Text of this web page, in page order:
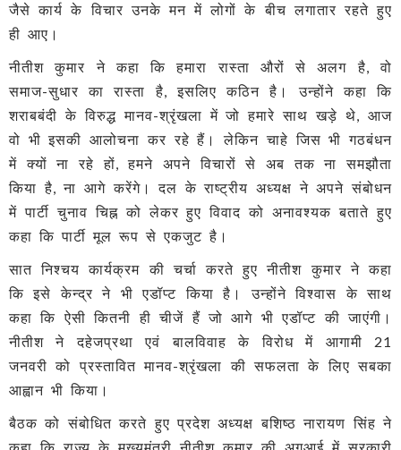
जैसे कार्य के विचार उनके मन में लोगों के बीच लगातार रहते हुए
ही आए।
नीतीश कुमार ने कहा कि हमारा रास्ता औरों से अलग है, वो
समाज-सुधार का रास्ता है, इसलिए कठिन है। उन्होंने कहा कि
शराबबंदी के विरुद्ध मानव-श्रृंखला में जो हमारे साथ खड़े थे, आज
वो भी इसकी आलोचना कर रहे हैं। लेकिन चाहे जिस भी गठबंधन
में क्यों ना रहे हों, हमने अपने विचारों से अब तक ना समझौता
किया है, ना आगे करेंगे। दल के राष्ट्रीय अध्यक्ष ने अपने संबोधन
में पार्टी चुनाव चिह्न को लेकर हुए विवाद को अनावश्यक बताते हुए
कहा कि पार्टी मूल रूप से एकजुट है।
सात निश्चय कार्यक्रम की चर्चा करते हुए नीतीश कुमार ने कहा
कि इसे केन्द्र ने भी एडॉप्ट किया है। उन्होंने विश्वास के साथ
कहा कि ऐसी कितनी ही चीजें हैं जो आगे भी एडॉप्ट की जाएंगी।
नीतीश ने दहेजप्रथा एवं बालविवाह के विरोध में आगामी 21
जनवरी को प्रस्तावित मानव-श्रृंखला की सफलता के लिए सबका
आह्वान भी किया।
बैठक को संबोधित करते हुए प्रदेश अध्यक्ष बशिष्ठ नारायण सिंह ने